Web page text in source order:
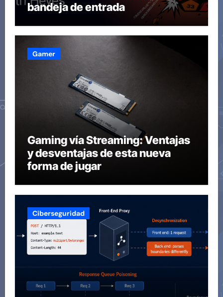
bandeja de entrada
Gamer
Gaming vía Streaming: Ventajas
y desventajas de esta nueva
forma de jugar
Ciberseguridad